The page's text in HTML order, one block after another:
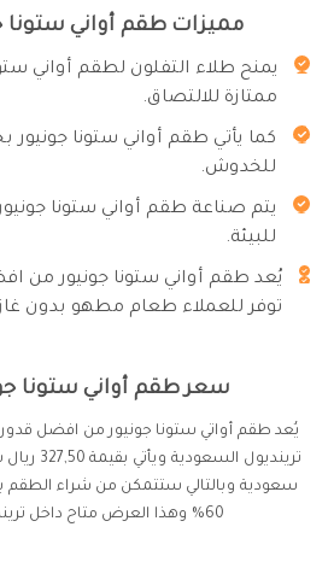
مميزات طقم أواني ستونا
يمنح طلاء التفلون لطقم أواني
ممتازة للالتصاق.
كما يأتي طقم أواني ستونا
للخدوش.
يتم صناعة طقم أواني ستونا
للبيئة.
يُعد طقم أواني ستونا جونيور من
توفر للعملاء طعام مطهو بدون
سعر طقم أواني ستونا
يُعد طقم أواتي ستونا جونيور من افضل قدور
سعودية وبالتالي ستتمكن من شراء
60% وهذا العرض متاح داخل ترينديول السعودية.